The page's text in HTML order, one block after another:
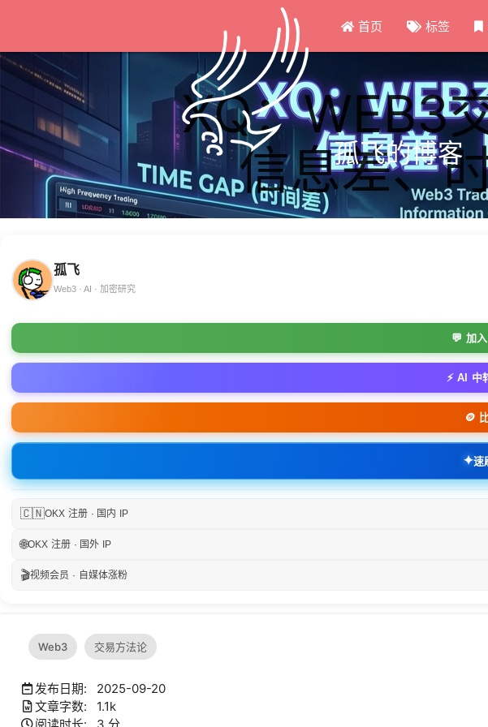
孤飞的博客
首页 标签
XQ：WEB3
信息差、
孤飞
Web3 · AI · 加密研究
💬 加
⚡ AI 中
🪙
✦速
🇨🇳OKX 注册 · 国内 IP
🌐OKX 注册 · 国外 IP
🎬视频会员 · 自媒体涨粉
Web3 交易方法论
发布日期: 2025-09-20
文章字数: 1.1k